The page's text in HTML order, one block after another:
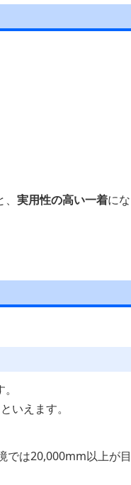
実用性の高い一着に
いえます。
では20,000mm以上が目